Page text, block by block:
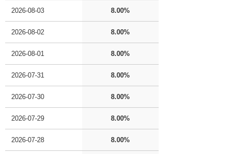
2026-08-03 8.00%
2026-08-02 8.00%
2026-08-01 8.00%
2026-07-31 8.00%
2026-07-30 8.00%
2026-07-29 8.00%
2026-07-28 8.00%